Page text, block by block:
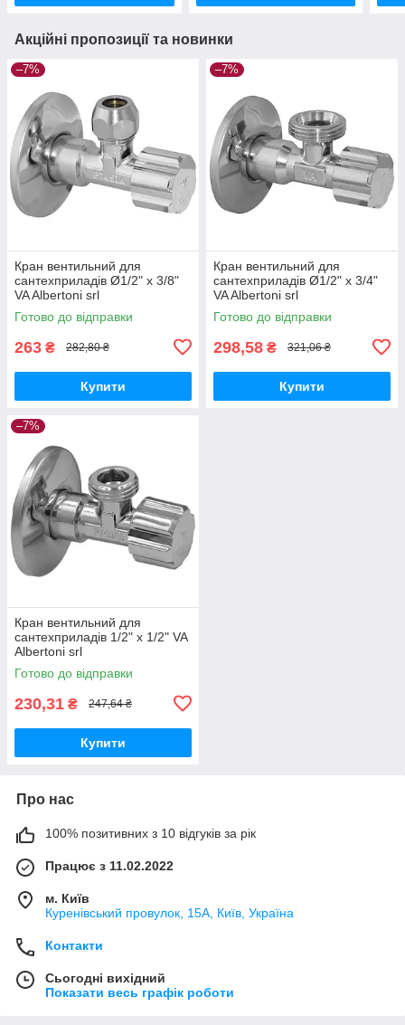
Акційні пропозиції та новинки
–7%
Кран вентильний для
сантехприладів Ø1/2" х 3/8"
VA Albertoni srl
Готово до відправки
263 ₴ 282,80 ₴
Купити
–7%
Кран вентильний для
сантехприладів Ø1/2" х 3/4"
VA Albertoni srl
Готово до відправки
298,58 ₴ 321,06 ₴
Купити
–7%
Кран вентильний для
сантехприладів 1/2" х 1/2" VA
Albertoni srl
Готово до відправки
230,31 ₴ 247,64 ₴
Купити
Про нас
100% позитивних з 10 відгуків за рік
Працює з 11.02.2022
м. Київ
Куренівський провулок, 15А, Київ, Україна
Контакти
Сьогодні вихідний
Показати весь графік роботи